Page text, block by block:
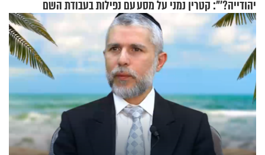
יהודייה?'": קטרין נמני על מסע
ההתחזקות המרגש
עם נפילות בעבודת השם